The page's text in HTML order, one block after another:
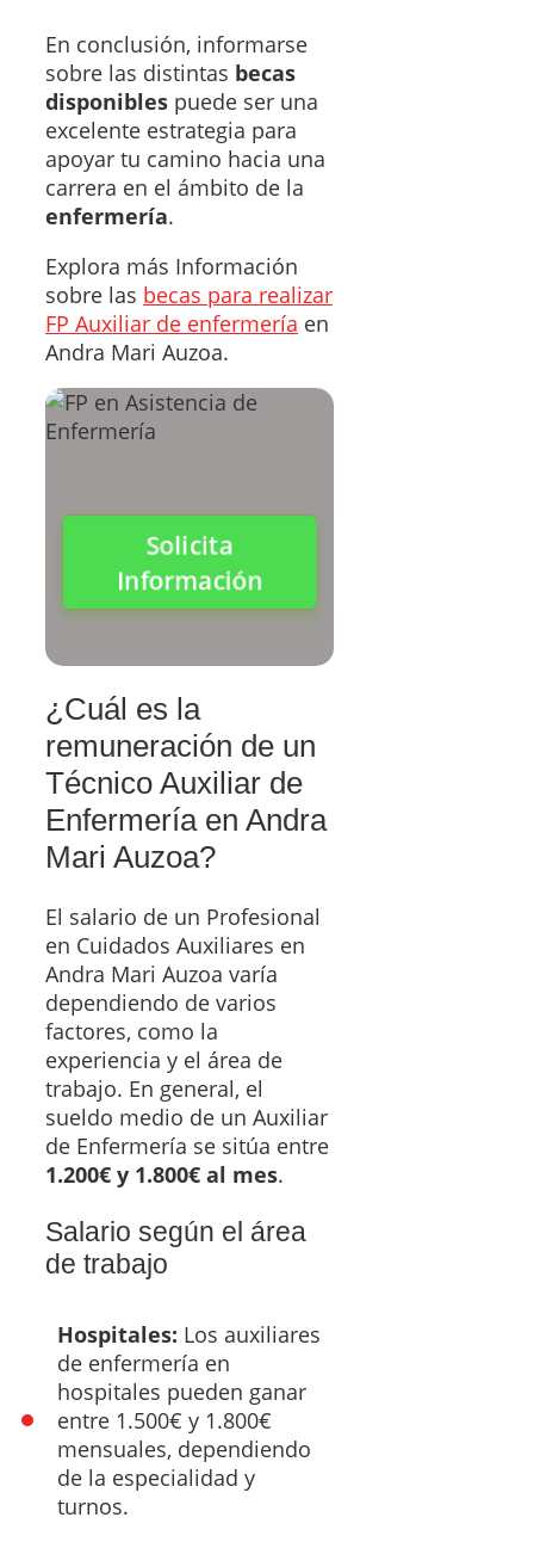
En conclusión, informarse
sobre las distintas becas
disponibles puede ser una
excelente estrategia para
apoyar tu camino hacia una
carrera en el ámbito de la
enfermería.
Explora más Información
sobre las becas para realizar
FP Auxiliar de enfermería en
Andra Mari Auzoa.
Solicita
Información
¿Cuál es la
remuneración de un
Técnico Auxiliar de
Enfermería en Andra
Mari Auzoa?
El salario de un Profesional
en Cuidados Auxiliares en
Andra Mari Auzoa varía
dependiendo de varios
factores, como la
experiencia y el área de
trabajo. En general, el
sueldo medio de un Auxiliar
de Enfermería se sitúa entre
1.200€ y 1.800€ al mes.
Salario según el área
de trabajo
Hospitales: Los auxiliares
de enfermería en
hospitales pueden ganar
entre 1.500€ y 1.800€
mensuales, dependiendo
de la especialidad y
turnos.